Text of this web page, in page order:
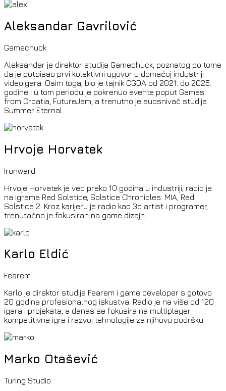
Aleksandar Gavrilović
Gamechuck
Aleksandar je direktor studija Gamechuck, poznatog po tome
da je potpisao prvi kolektivni ugovor u domaćoj industriji
videoigara. Osim toga, bio je tajnik CGDA od 2021. do 2025.
godine i u tom periodu je pokrenuo evente poput Games
from Croatia, FutureJam, a trenutno je suosnivač studija
Summer Eternal.
Hrvoje Horvatek
Ironward
Hrvoje Horvatek je vec preko 10 godina u industriji, radio je
na igrama Red Solstice, Solstice Chronicles: MIA, Red
Solstice 2. Kroz karijeru je radio kao 3d artist i programer,
trenutačno je fokusiran na game dizajn.
Karlo Eldić
Fearem
Karlo je direktor studija Fearem i game developer s gotovo
20 godina profesionalnog iskustva. Radio je na više od 120
igara i projekata, a danas se fokusira na multiplayer
kompetitivne igre i razvoj tehnologije za njihovu podršku.
Marko Otašević
Turing Studio